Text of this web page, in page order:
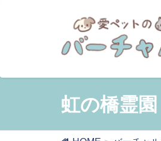
虹の橋霊園